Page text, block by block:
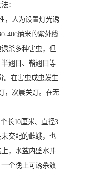
：
，人为设置灯光诱
400纳米的紫外线
杀多种害虫，但
翅目、鞘翅目等
。在害虫成虫发生
，次晨关灯。在无
长10厘米、直径3
交配的雌蛾，也
，水盆内盛水并
个晚上可诱杀数